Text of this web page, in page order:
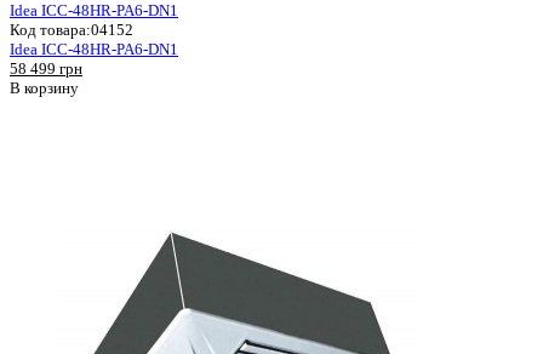
Idea ICC-48HR-PA6-DN1
Код товара:04152
Idea ICC-48HR-PA6-DN1
58 499 грн
В корзину